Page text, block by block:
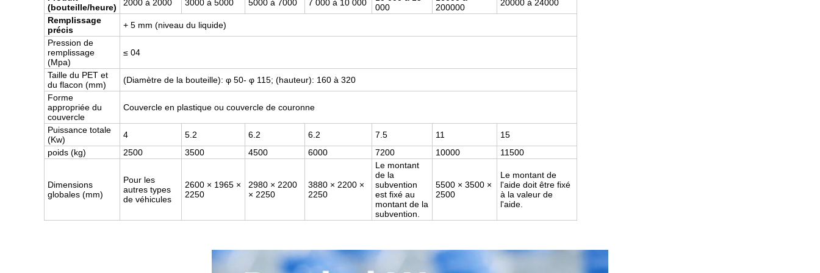
(bouteille/heure)
2000 à 2000 3000 à 5000 5000 à 7000 7 000 à 10 000
000
200000
20000 à 24000
Remplissage
précis
+ 5 mm (niveau du liquide)
Pression de
remplissage
(Mpa)
≤ 04
Taille du PET et
du flacon (mm)
(Diamètre de la bouteille): φ 50- φ 115; (hauteur): 160 à 320
Forme
appropriée du
couvercle
Couvercle en plastique ou couvercle de couronne
Puissance totale
(Kw)
4 5.2 6.2 6.2 7.5 11
15
poids (kg)
2500 3500 4500 6000 7200 10000 11500
Dimensions
globales (mm)
Pour les
autres types
de véhicules
2600 × 1965 ×
2250
2980 × 2200
× 2250
3880 × 2200 ×
2250
Le montant
de la
subvention
est fixé au
montant de la
subvention.
5500 × 3500 ×
2500
Le montant de
l'aide doit être fixé
à la valeur de
l'aide.